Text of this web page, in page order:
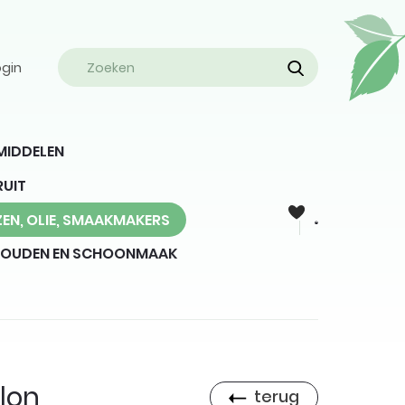
OLIE, SMAAKMAKERS
EN SCHOONMAAK
terug